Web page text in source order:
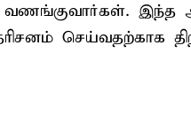
வணங்குவார்கள்.
செய்வதற்காக